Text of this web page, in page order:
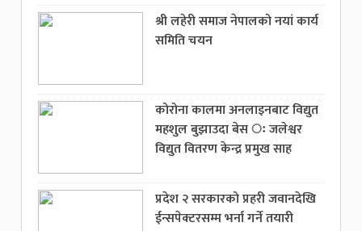
श्री लहेरी समाज नेपालको नयां कार्य
समिति चयन
कोरोना कालमा अनलाइनबाट विद्युत
महशुल बुझाउदा बेस ः जलेश्वर
विद्युत वितरण केन्द्र प्रमुख साह
प्रदेश २ सरकारको प्रहरी जवानदेखि
ईन्सपेक्टरसम्म भर्ना गर्ने तयारी